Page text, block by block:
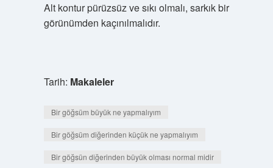
Alt kontur pürüzsüz ve sıkı olmalı, sarkık bir
görünümden kaçınılmalıdır.
Tarih: Makaleler
Bir göğsüm büyük ne yapmalıyım
Bir göğsüm diğerinden küçük ne yapmalıyım
Bir göğsün diğerinden büyük olması normal midir